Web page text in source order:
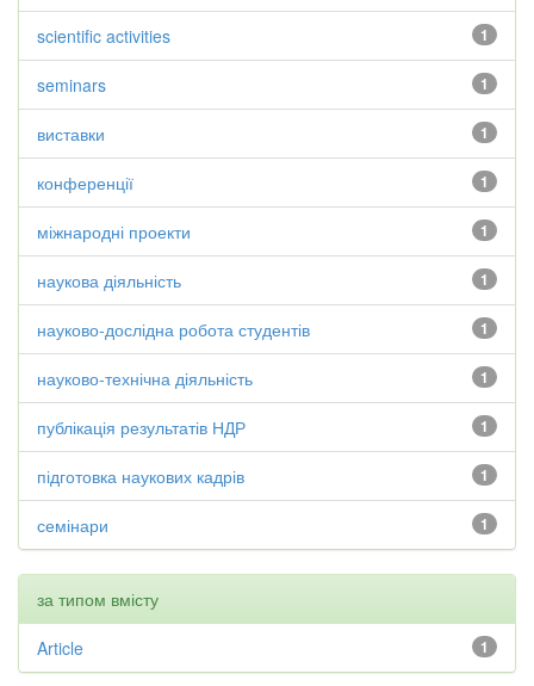
1
scientific activities
1
seminars
1
виставки
1
конференції
1
міжнародні проекти
1
наукова діяльність
1
науково-дослідна робота студентів
1
науково-технічна діяльність
1
публікація результатів НДР
1
підготовка наукових кадрів
1
семінари
за типом вмісту
1
Article